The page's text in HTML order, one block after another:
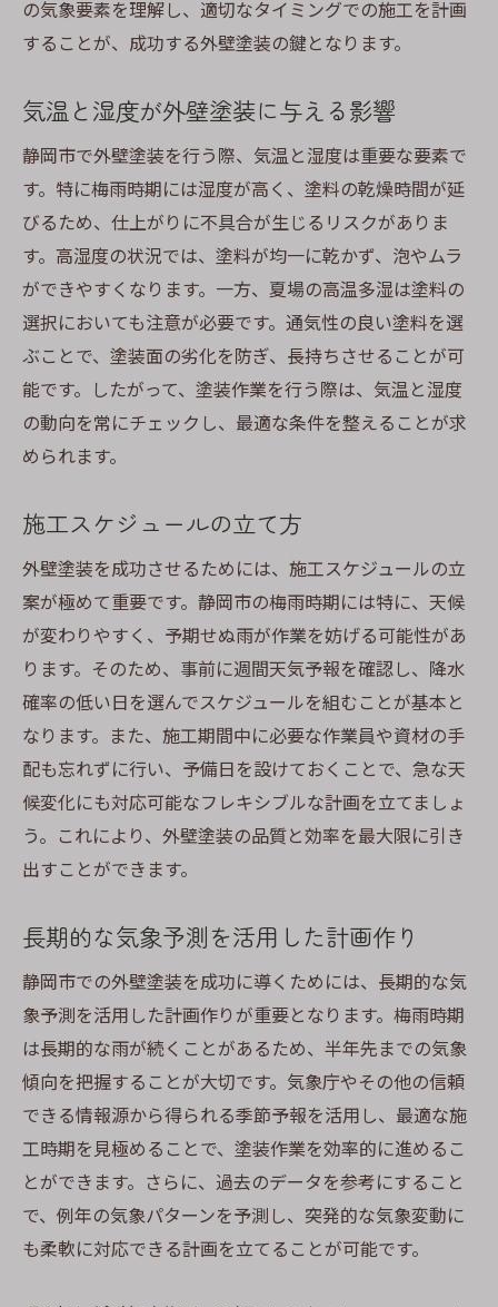
の気象要素を理解し、適切なタイミングでの施工を計画
することが、成功する外壁塗装の鍵となります。
気温と湿度が外壁塗装に与える影響
静岡市で外壁塗装を行う際、気温と湿度は重要な要素で
す。特に梅雨時期には湿度が高く、塗料の乾燥時間が延
びるため、仕上がりに不具合が生じるリスクがありま
す。高湿度の状況では、塗料が均一に乾かず、泡やムラ
ができやすくなります。一方、夏場の高温多湿は塗料の
選択においても注意が必要です。通気性の良い塗料を選
ぶことで、塗装面の劣化を防ぎ、長持ちさせることが可
能です。したがって、塗装作業を行う際は、気温と湿度
の動向を常にチェックし、最適な条件を整えることが求
められます。
施工スケジュールの立て方
外壁塗装を成功させるためには、施工スケジュールの立
案が極めて重要です。静岡市の梅雨時期には特に、天候
が変わりやすく、予期せぬ雨が作業を妨げる可能性があ
ります。そのため、事前に週間天気予報を確認し、降水
確率の低い日を選んでスケジュールを組むことが基本と
なります。また、施工期間中に必要な作業員や資材の手
配も忘れずに行い、予備日を設けておくことで、急な天
候変化にも対応可能なフレキシブルな計画を立てましょ
う。これにより、外壁塗装の品質と効率を最大限に引き
出すことができます。
長期的な気象予測を活用した計画作り
静岡市での外壁塗装を成功に導くためには、長期的な気
象予測を活用した計画作りが重要となります。梅雨時期
は長期的な雨が続くことがあるため、半年先までの気象
傾向を把握することが大切です。気象庁やその他の信頼
できる情報源から得られる季節予報を活用し、最適な施
工時期を見極めることで、塗装作業を効率的に進めるこ
とができます。さらに、過去のデータを参考にすること
で、例年の気象パターンを予測し、突発的な気象変動に
も柔軟に対応できる計画を立てることが可能です。